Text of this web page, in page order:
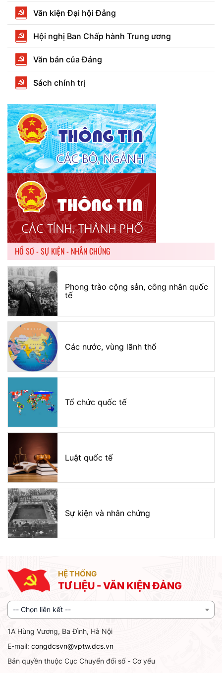
Văn kiện Đại hội Đảng
Hội nghị Ban Chấp hành Trung ương
Văn bản của Đảng
Sách chính trị
HỒ SƠ - SỰ KIỆN - NHÂN CHỨNG
Phong trào cộng sản, công nhân quốc
tế
Các nước, vùng lãnh thổ
Tổ chức quốc tế
Luật quốc tế
Sự kiện và nhân chứng
HỆ THỐNG
TƯ LIỆU - VĂN KIỆN ĐẢNG
-- Chọn liên kết --
1A Hùng Vương, Ba Đình, Hà Nội
E-mail: congdcsvn@vptw.dcs.vn
Bản quyền thuộc Cục Chuyển đổi số - Cơ yếu